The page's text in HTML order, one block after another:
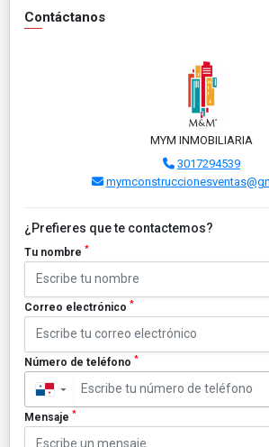
Contáctanos
MYM INMOBILIARIA
3017294539
¿Prefieres que te contactemos?
Tu nombre *
Correo electrónico *
Número de teléfono *
▼
Mensaje *